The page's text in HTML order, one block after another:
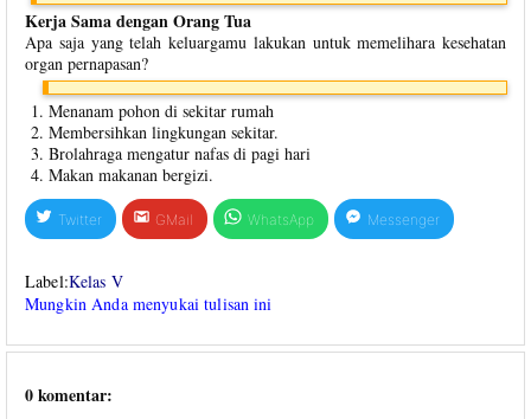
Kerja Sama dengan Orang Tua
Apa saja yang telah keluargamu lakukan untuk memelihara kesehatan
organ pernapasan?
Menanam pohon di sekitar rumah
Membersihkan lingkungan sekitar.
Brolahraga mengatur nafas di pagi hari
Makan makanan bergizi.
Twitter GMail WhatsApp Messenger
Label:Kelas V
Mungkin Anda menyukai tulisan ini
0 komentar: